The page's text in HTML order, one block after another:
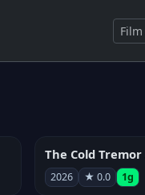
2026 ★ 0.0 1g